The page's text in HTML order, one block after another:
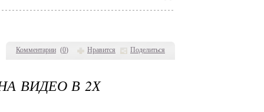
Комментарии (0) Нравится Поделиться
ВИДЕО В 2Х